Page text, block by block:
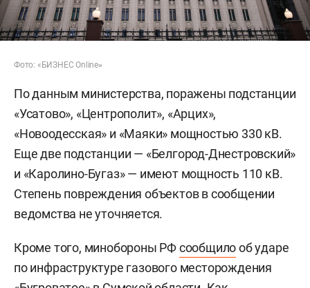
Фото: «БИЗНЕС Online»
По данным министерства, поражены подстанции
«Усатово», «Центрополит», «Арцих»,
«Новоодесская» и «Маяки» мощностью 330 кВ.
Еще две подстанции — «Белгород-Днестровский»
и «Каролино-Бугаз» — имеют мощность 110 кВ.
Степень повреждения объектов в сообщении
ведомства не уточняется.
Кроме того, минобороны РФсообщилооб ударе
по инфраструктуре газового месторождения